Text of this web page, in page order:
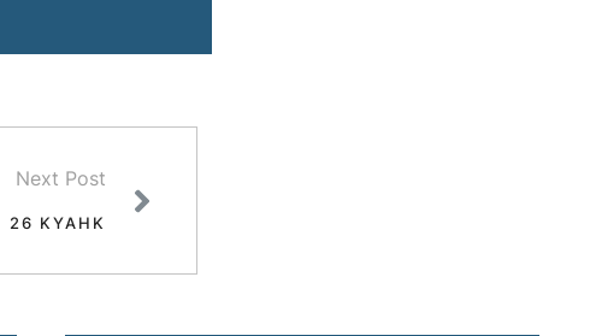
Next Post
26 KYAHK